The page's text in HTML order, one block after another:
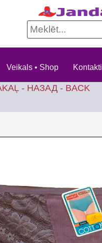
Veikals • Shop Kontakti
- НАЗАД - BACK